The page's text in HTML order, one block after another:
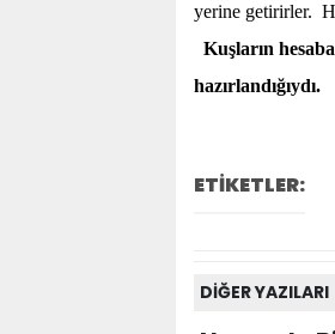
yerine getirirler.
Kuşların
hazırlandığıydı.
ETİKETLER:
DİĞER YAZILARI